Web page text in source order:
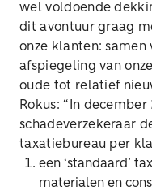
wel voldoende
dit avontuur graag
onze klanten: samen
afspiegeling van
oude tot relatief
Rokus: “In
schadeverzekeraar
taxatiebureau per
een ‘standaard’
materialen en